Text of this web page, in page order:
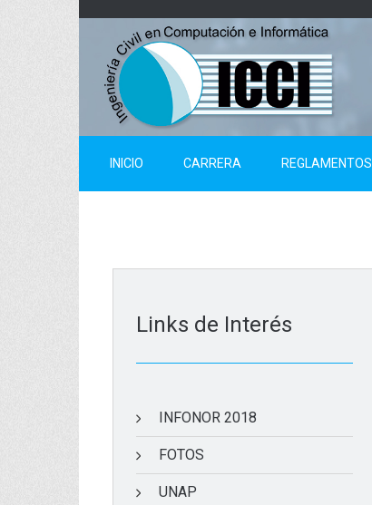
content
INICIO CARRERA REGLAMENTOS
Links de Interés
INFONOR 2018
FOTOS
UNAP